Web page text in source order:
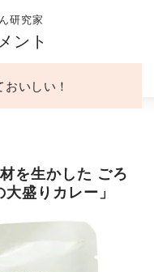
研究家
ント
いしい！
を生かした ごろ
盛りカレー」